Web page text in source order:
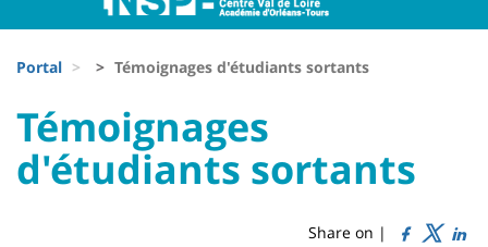
Recherche
Block
liste
des
composantes
d'Ariane
Portal Témoignages d'étudiants sortants
University
:
Sidebar
University
:
Main
Titre
Témoignages
d'étudiants sortants
Share on |